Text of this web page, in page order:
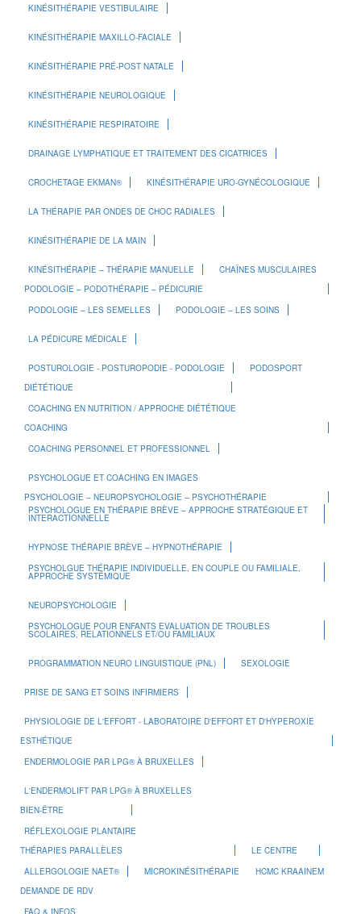
KINÉSITHÉRAPIE VESTIBULAIRE
KINÉSITHÉRAPIE MAXILLO-FACIALE
KINÉSITHÉRAPIE PRÉ-POST NATALE
KINÉSITHÉRAPIE NEUROLOGIQUE
KINÉSITHÉRAPIE RESPIRATOIRE
DRAINAGE LYMPHATIQUE ET TRAITEMENT DES CICATRICES
CROCHETAGE EKMAN® KINÉSITHÉRAPIE URO-GYNÉCOLOGIQUE
LA THÉRAPIE PAR ONDES DE CHOC RADIALES
KINÉSITHÉRAPIE DE LA MAIN
KINÉSITHÉRAPIE – THÉRAPIE MANUELLE
CHAÎNES MUSCULAIRES
PODOLOGIE – PODOTHÉRAPIE – PÉDICURIE
PODOLOGIE – LES SEMELLES
PODOLOGIE – LES SOINS
LA PÉDICURE MÉDICALE
POSTUROLOGIE - POSTUROPODIE - PODOLOGIE
PODOSPORT
DIÉTÉTIQUE
COACHING EN NUTRITION / APPROCHE DIÉTÉTIQUE
COACHING
COACHING PERSONNEL ET PROFESSIONNEL
PSYCHOLOGUE ET COACHING EN IMAGES
PSYCHOLOGIE – NEUROPSYCHOLOGIE – PSYCHOTHÉRAPIE
PSYCHOLOGUE EN THÉRAPIE BRÈVE – APPROCHE STRATÉGIQUE ET
INTERACTIONNELLE
HYPNOSE THÉRAPIE BRÈVE – HYPNOTHÉRAPIE
PSYCHOLGUE THÉRAPIE INDIVIDUELLE, EN COUPLE OU FAMILIALE,
APPROCHE SYSTÉMIQUE
NEUROPSYCHOLOGIE
PSYCHOLOGUE POUR ENFANTS EVALUATION DE TROUBLES
SCOLAIRES, RELATIONNELS ET/OU FAMILIAUX
PROGRAMMATION NEURO LINGUISTIQUE (PNL) SEXOLOGIE
PRISE DE SANG ET SOINS INFIRMIERS
PHYSIOLOGIE DE L'EFFORT - LABORATOIRE D'EFFORT ET D'HYPEROXIE
ESTHÉTIQUE
ENDERMOLOGIE PAR LPG® À BRUXELLES
L'ENDERMOLIFT PAR LPG® À BRUXELLES
BIEN-ÊTRE
RÉFLEXOLOGIE PLANTAIRE
THÉRAPIES PARALLÈLES
ALLERGOLOGIE NAET®
MICROKINÉSITHÉRAPIE
LE CENTRE
HCMC KRAAINEM
DEMANDE DE RDV
FAQ & INFOS